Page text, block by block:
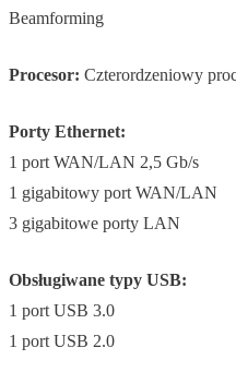
Beamforming
Procesor: Czterordzeniowy
Porty Ethernet:
1 port WAN/LAN 2,5 Gb/s
1 gigabitowy port WAN/LAN
3 gigabitowe porty LAN
Obsługiwane typy USB:
1 port USB 3.0
1 port USB 2.0